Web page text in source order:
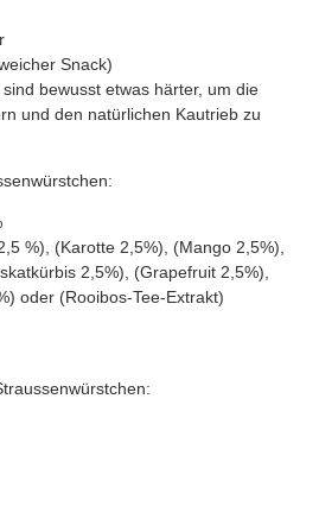
Snack)
bewusst etwas härter, um die
und den natürlichen Kautrieb zu
%), (Karotte 2,5%), (Mango 2,5%),
2,5%), (Grapefruit 2,5%),
oder (Rooibos-Tee-Extrakt)